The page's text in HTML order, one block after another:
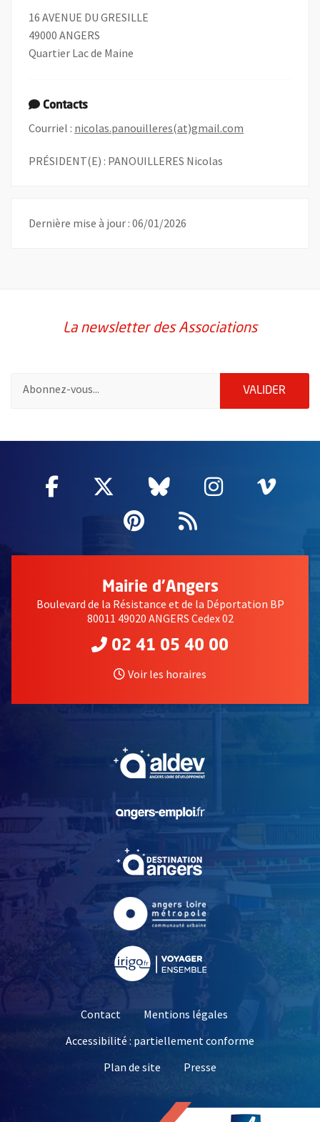
16 AVENUE DU GRESILLE
49000 ANGERS
Quartier Lac de Maine
Contacts
Courriel : nicolas.panouilleres(at)gmail.com
PRÉSIDENT(E) : PANOUILLERES Nicolas
Dernière mise à jour : 06/01/2026
La newsletter des Associations
VALIDER
Facebook
, Ouvre une nouvelle fenêtre
Twitter
, Ouvre une nouvelle
Bluesky
, Ouvre une
Instagram
, Ouvre
,
Pinterest
, Ouvre une
Flux RSS
Mairie d'Angers
Boulevard de la Résistance et de la Déportation BP
80011 49020 ANGERS Cedex 02
02 41 05 40 00
Voir les horaires
, Ouvre une nouvelle
, Ouvre une nouvelle
Contact
Mentions légales
Accessibilité : partiellement conforme
Plan de site
Presse